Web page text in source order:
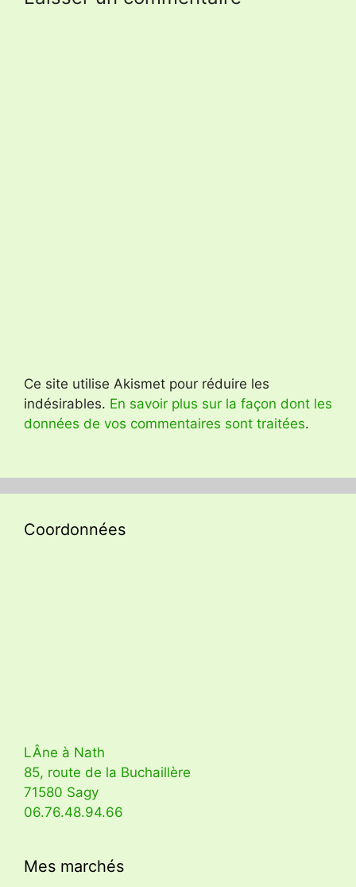
Ce site utilise Akismet pour réduire les
indésirables. En savoir plus sur la façon dont les
données de vos commentaires sont traitées.
Coordonnées
LÂne à Nath
85, route de la Buchaillère
71580 Sagy
06.76.48.94.66
Mes marchés